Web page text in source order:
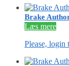
Brake
Læs mere
Please, login